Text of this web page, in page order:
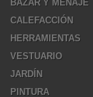
BAZAR Y MENAJE
CALEFACCIÓN
HERRAMIENTAS
VESTUARIO
JARDÍN
PINTURA